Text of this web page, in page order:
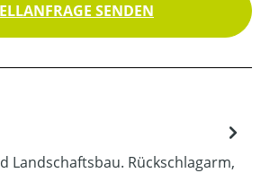
SENDEN
Landschaftsbau. Rückschlagarm,